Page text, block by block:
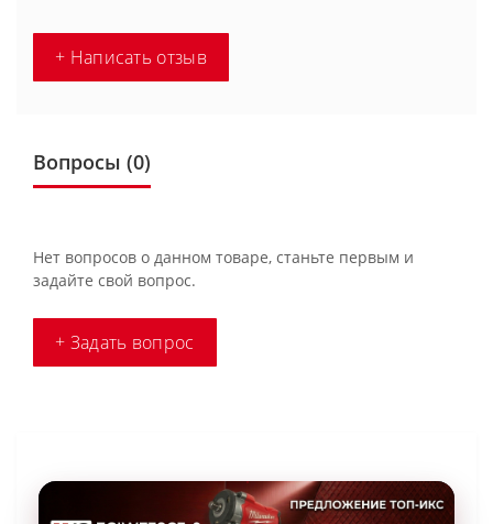
+ Написать отзыв
Вопросы (0)
Нет вопросов о данном товаре, станьте первым и
задайте свой вопрос.
+ Задать вопрос